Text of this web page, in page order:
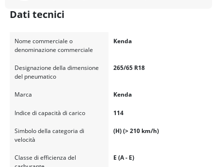
Dati tecnici
Nome commerciale o
denominazione commerciale
Kenda
Designazione della dimensione
del pneumatico
265/65 R18
Marca Kenda
Indice di capacità di carico 114
Simbolo della categoria di
velocità
(H) (> 210 km/h)
Classe di efficienza del
E (A - E)